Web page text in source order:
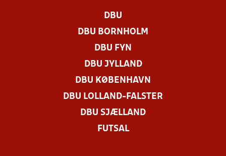
DBU
DBU BORNHOLM
DBU FYN
DBU JYLLAND
DBU KØBENHAVN
DBU LOLLAND-FALSTER
DBU SJÆLLAND
FUTSAL